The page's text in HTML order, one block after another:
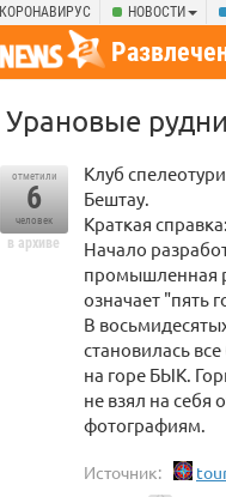
КОРОНАВИРУС НОВОСТИ
Урановые
отметили
6
человек
в архиве
Клуб
Бештау.
Краткая справка:
Начало
промышленная
означает "пять
В
становилась
на горе БЫК.
не взял на себя
фотографиям.
Источник: